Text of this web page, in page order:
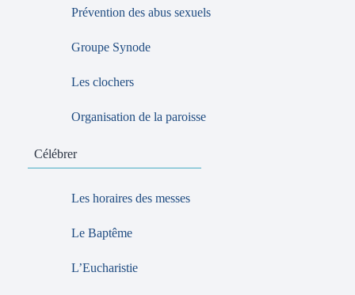
Prévention des abus sexuels
Groupe Synode
Les clochers
Organisation de la paroisse
Célébrer
Les horaires des messes
Le Baptême
L’Eucharistie